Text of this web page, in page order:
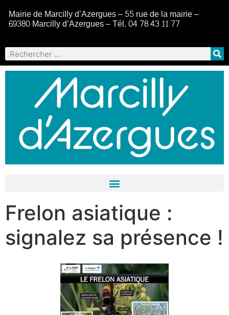
Mairie de Marcilly d’Azergues – 55 rue de la mairie –
69380 Marcilly d’Azergues – Tél. 04 78 43 11 77
Frelon asiatique :
signalez sa présence !